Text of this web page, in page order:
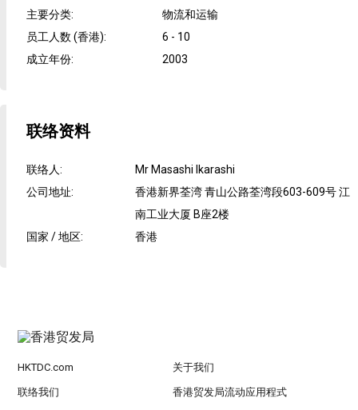
主要分类:
物流和运输
员工人数 (香港):
6 - 10
成立年份: 2003
联络资料
联络人:
Mr Masashi Ikarashi
公司地址:
香港新界荃湾 青山公路荃湾段603-609号 江
南工业大厦 B座2楼
国家 / 地区: 香港
HKTDC.com 关于我们
联络我们 香港贸发局流动应用程式